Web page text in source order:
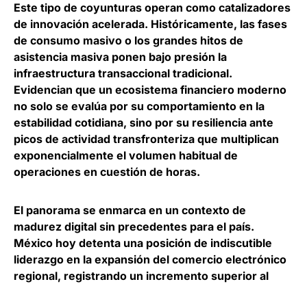
Este tipo de coyunturas operan como catalizadores
de innovación acelerada. Históricamente, las fases
de consumo masivo o los grandes hitos de
asistencia masiva ponen bajo presión la
infraestructura transaccional tradicional.
Evidencian que un ecosistema financiero moderno
no solo se evalúa por su comportamiento en la
estabilidad cotidiana, sino por su resiliencia ante
picos de actividad transfronteriza que multiplican
exponencialmente el volumen habitual de
operaciones en cuestión de horas.
El panorama se enmarca en un contexto de
madurez digital sin precedentes para el país.
México hoy detenta una posición de indiscutible
liderazgo en la expansión del comercio electrónico
regional, registrando un incremento superior al